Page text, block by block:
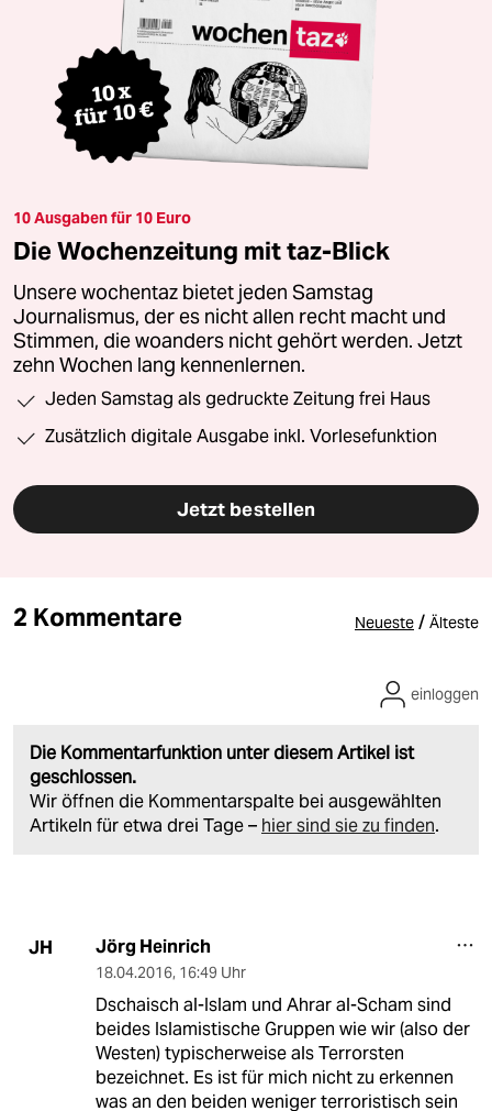
10 Ausgaben für 10 Euro
Die Wochenzeitung mit taz-Blick
Unsere wochentaz bietet jeden Samstag
Journalismus, der es nicht allen recht macht und
Stimmen, die woanders nicht gehört werden. Jetzt
zehn Wochen lang kennenlernen.
Jeden Samstag als gedruckte Zeitung frei Haus
Zusätzlich digitale Ausgabe inkl. Vorlesefunktion
Jetzt bestellen
2 Kommentare Neueste / Älteste
Die Kommentarfunktion unter diesem Artikel ist
geschlossen.
Wir öffnen die Kommentarspalte bei ausgewählten
Artikeln für etwa drei Tage – hier sind sie zu finden.
einloggen
JH Jörg Heinrich
18.04.2016, 16:49 Uhr
Dschaisch al-Islam und Ahrar al-Scham sind
beides Islamistische Gruppen wie wir (also der
Westen) typischerweise als Terrorsten
bezeichnet. Es ist für mich nicht zu erkennen
was an den beiden weniger terroristisch sein